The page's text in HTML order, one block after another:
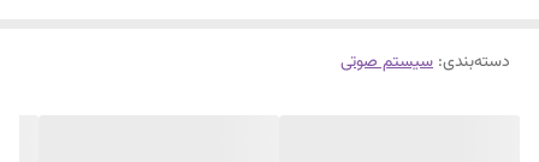
دسته‌بندی: سیستم صوتی